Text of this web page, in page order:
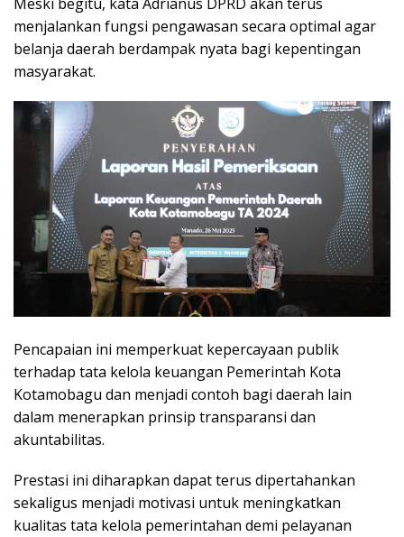
menjalankan fungsi pengawasan secara optimal agar
belanja daerah berdampak nyata bagi kepentingan
masyarakat.
Pencapaian ini memperkuat kepercayaan publik
terhadap tata kelola keuangan Pemerintah Kota
Kotamobagu dan menjadi contoh bagi daerah lain
dalam menerapkan prinsip transparansi dan
akuntabilitas.
Prestasi ini diharapkan dapat terus dipertahankan
sekaligus menjadi motivasi untuk meningkatkan
kualitas tata kelola pemerintahan demi pelayanan